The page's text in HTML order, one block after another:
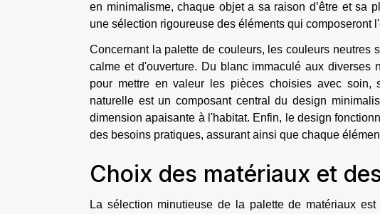
en minimalisme, chaque objet a sa raison d’être et sa
une sélection rigoureuse des éléments qui
Concernant la palette de couleurs, les couleurs
calme et d'ouverture. Du blanc immaculé aux
pour mettre en valeur les pièces choisies avec
naturelle est un composant central du design
dimension apaisante à l'habitat. Enfin, le design
des besoins pratiques, assurant ainsi que chaque
Choix des matériaux et
La sélection minutieuse de la palette de matériaux